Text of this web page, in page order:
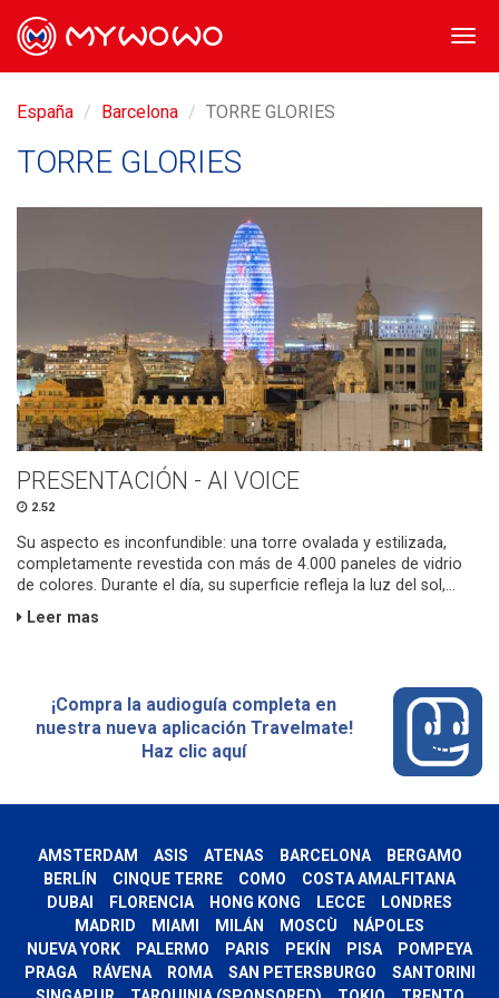
España Barcelona TORRE GLORIES
TORRE GLORIES
PRESENTACIÓN - AI VOICE
2.52
Su aspecto es inconfundible: una torre ovalada y estilizada,
completamente revestida con más de 4.000 paneles de vidrio
de colores. Durante el día, su superficie refleja la luz del sol,...
Leer mas
¡Compra la audioguía completa en
nuestra nueva aplicación Travelmate!
Haz clic aquí
AMSTERDAM ASIS ATENAS BARCELONA
BERGAMO
BERLÍN
CINQUE TERRE COMO
COSTA AMALFITANA
DUBAI
FLORENCIA HONG KONG LECCE
LONDRES
MADRID
MIAMI MILÁN MOSCÙ
NÁPOLES
NUEVA YORK
PALERMO PARIS PEKÍN PISA
POMPEYA
PRAGA
RÁVENA ROMA SAN PETERSBURGO
SANTORINI